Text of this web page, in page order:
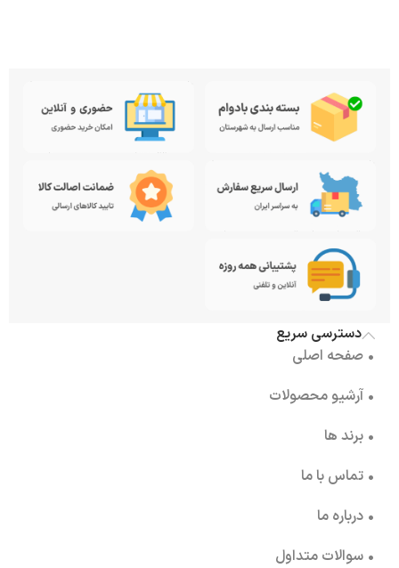
دسترسی سریع
• صفحه اصلی
• آرشیو محصولات
• برند ها
• تماس با ما
• درباره ما
• سوالات متداول